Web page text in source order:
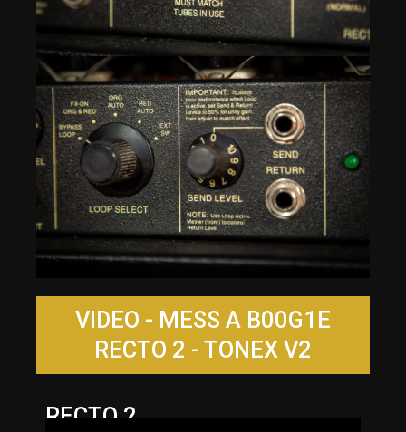
VIDEO - MESS A B00G1E
RECTO 2 - TONEX V2
RECTO 2